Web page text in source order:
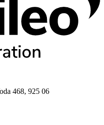
468, 925 06